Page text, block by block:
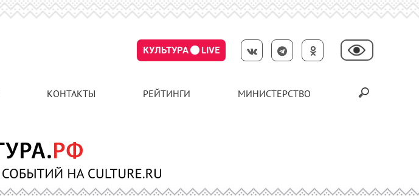
КУЛЬТУРА LIVE
КОНТАКТЫ РЕЙТИНГИ МИНИСТЕРСТВО